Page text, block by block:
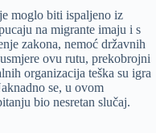
moglo biti ispaljeno iz
na migrante imaju i s
zakona, nemoć državnih
ovu rutu, prekobrojni
organizacija teška su igra
se, u ovom
bio nesretan slučaj.